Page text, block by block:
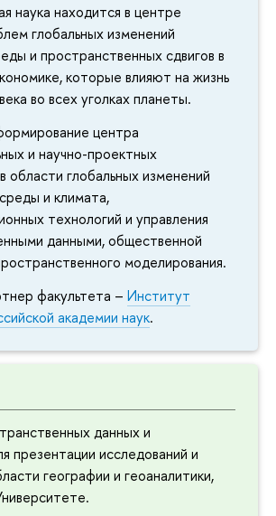
наука находится в центре
глобальных изменений
и пространственных сдвиго
которые влияют на жизнь
во всех уголках планеты.
центра
и научно-проектных
области глобальных изменений
и климата,
технологий и управления
данными, общественной
моделирования.
факультета – Институт
академии наук.
данных и
презентации исследований и
географии и геоаналитики,